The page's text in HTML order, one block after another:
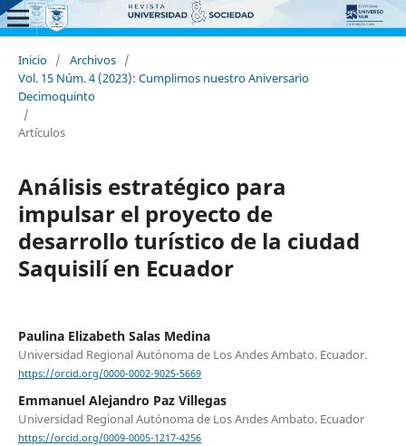
Inicio / Archivos /
Vol. 15 Núm. 4 (2023): Cumplimos nuestro Aniversario
Decimoquinto
/
Artículos
Análisis estratégico para
impulsar el proyecto de
desarrollo turístico de la ciudad
Saquisilí en Ecuador
Paulina Elizabeth Salas Medina
Universidad Regional Autónoma de Los Andes Ambato. Ecuador.
https://orcid.org/0000-0002-9025-5669
Emmanuel Alejandro Paz Villegas
Universidad Regional Autónoma de Los Andes Ambato. Ecuador
https://orcid.org/0009-0005-1217-4256